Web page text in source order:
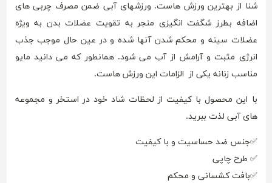
شنا از بهترین ورزش هاست. ورزشهای آبی ضمن مصرف چربی های
اضافه بطرز شگفت انگیزی منجر به تقویت عضلات بدن به ویژه
عضلات سینه و محکم شدن آنها شده و در عین حال موجب جذب
انرژی مثبت و آرامش از آب می شود. همانطور که می دانید مایو
مناسب زنانه یکی از الزامات این ورزش هاست.
با این محصول با کیفیت از لحظات شاد خود در استخر و مجموعه
های آبی لذت ببرید.
✅جنس ضد حساسیت و با کیفیت
✅ طرح چاپی
✅بافت کشسانی و محکم